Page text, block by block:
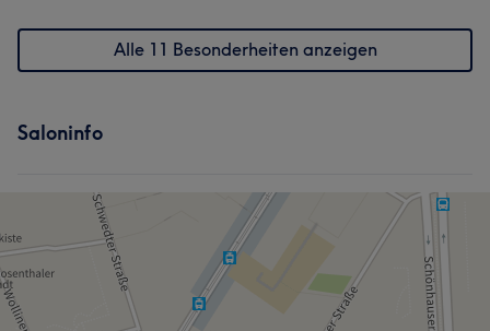
Alle 11 Besonderheiten anzeigen
Saloninfo